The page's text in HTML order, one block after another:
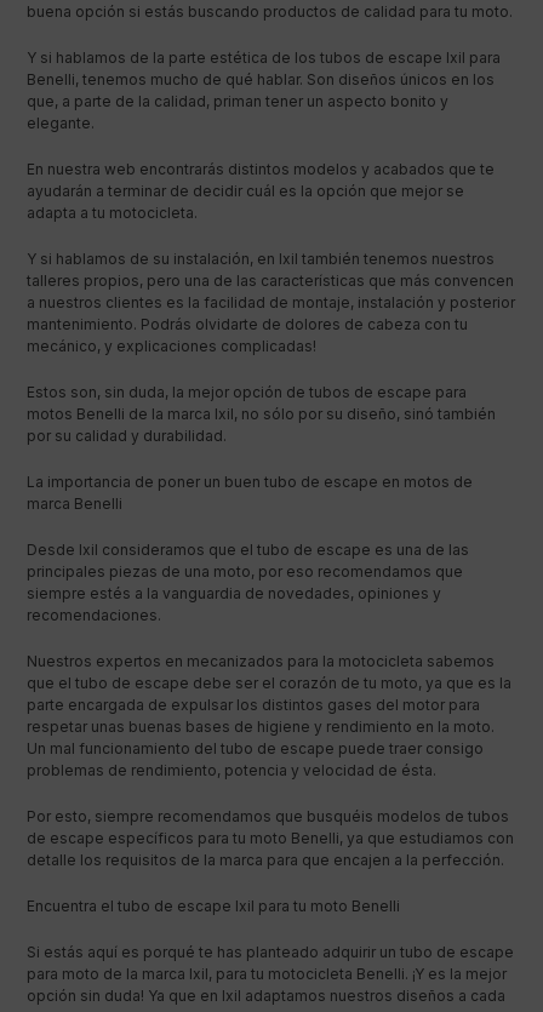
buena opción si estás buscando productos de calidad para tu moto.
Y si hablamos de la parte estética de los tubos de escape Ixil para
Benelli, tenemos mucho de qué hablar. Son diseños únicos en los
que, a parte de la calidad, priman tener un aspecto bonito y
elegante.
En nuestra web encontrarás distintos modelos y acabados que te
ayudarán a terminar de decidir cuál es la opción que mejor se
adapta a tu motocicleta.
Y si hablamos de su instalación, en Ixil también tenemos nuestros
talleres propios, pero una de las características que más convencen
a nuestros clientes es la facilidad de montaje, instalación y posterior
mantenimiento. Podrás olvidarte de dolores de cabeza con tu
mecánico, y explicaciones complicadas!
Estos son, sin duda, la mejor opción de tubos de escape para
motos Benelli de la marca Ixil, no sólo por su diseño, sinó también
por su calidad y durabilidad.
La importancia de poner un buen tubo de escape en motos de
marca Benelli
Desde Ixil consideramos que el tubo de escape es una de las
principales piezas de una moto, por eso recomendamos que
siempre estés a la vanguardia de novedades, opiniones y
recomendaciones.
Nuestros expertos en mecanizados para la motocicleta sabemos
que el tubo de escape debe ser el corazón de tu moto, ya que es la
parte encargada de expulsar los distintos gases del motor para
respetar unas buenas bases de higiene y rendimiento en la moto.
Un mal funcionamiento del tubo de escape puede traer consigo
problemas de rendimiento, potencia y velocidad de ésta.
Por esto, siempre recomendamos que busquéis modelos de tubos
de escape específicos para tu moto Benelli, ya que estudiamos con
detalle los requisitos de la marca para que encajen a la perfección.
Encuentra el tubo de escape Ixil para tu moto Benelli
Si estás aquí es porqué te has planteado adquirir un tubo de escape
para moto de la marca Ixil, para tu motocicleta Benelli. ¡Y es la mejor
opción sin duda! Ya que en Ixil adaptamos nuestros diseños a cada